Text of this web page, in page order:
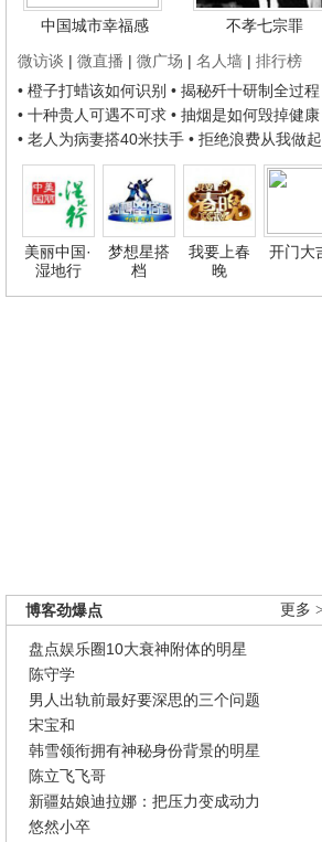
中国城市幸福感
不孝七宗罪
微访谈 | 微直播 | 微广场 | 名人墙 | 排行榜
• 橙子打蜡该如何识别 • 揭秘歼十研制全过程
• 十种贵人可遇不可求 • 抽烟是如何毁掉健康
• 老人为病妻搭40米扶手 • 拒绝浪费从我做起
美丽中国·
湿地行
梦想星搭
档
我要上春
晚
开门大
更多
博客劲爆点
盘点娱乐圈10大衰神附体的明星
陈守学
男人出轨前最好要深思的三个问题
宋宝和
韩雪领衔拥有神秘身份背景的明星
陈立飞飞哥
新疆姑娘迪拉娜：把压力变成动力
悠然小卒